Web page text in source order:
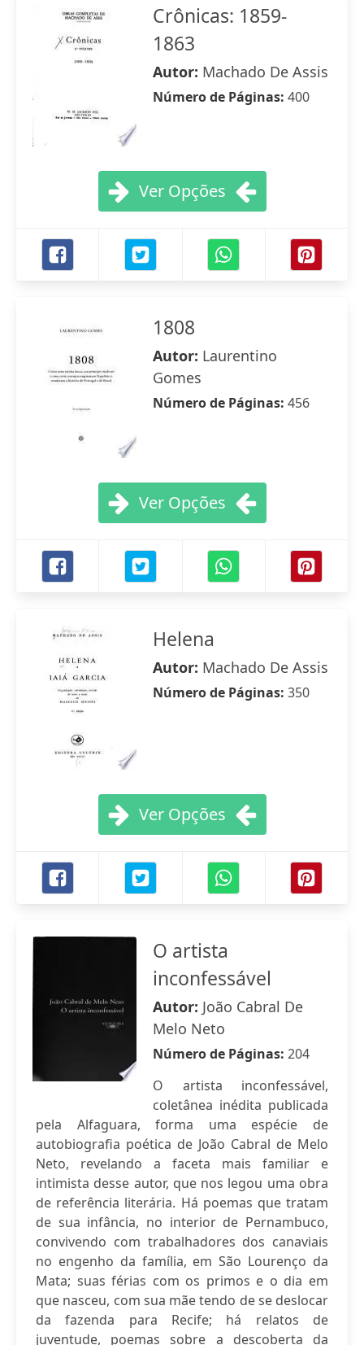
Crônicas: 1859-
1863
Autor: Machado De Assis
Número de Páginas: 400
Ver Opções
1808
Autor: Laurentino
Gomes
Número de Páginas: 456
Ver Opções
Helena
Autor: Machado De Assis
Número de Páginas: 350
Ver Opções
O artista
inconfessável
Autor: João Cabral De
Melo Neto
Número de Páginas: 204
O artista inconfessável,
coletânea inédita publicada
pela Alfaguara, forma uma espécie de
autobiografia poética de João Cabral de Melo
Neto, revelando a faceta mais familiar e
intimista desse autor, que nos legou uma obra
de referência literária. Há poemas que tratam
de sua infância, no interior de Pernambuco,
convivendo com trabalhadores dos canaviais
no engenho da família, em São Lourenço da
Mata; suas férias com os primos e o dia em
que nasceu, com sua mãe tendo de se deslocar
da fazenda para Recife; há relatos de
juventude, poemas sobre a descoberta da